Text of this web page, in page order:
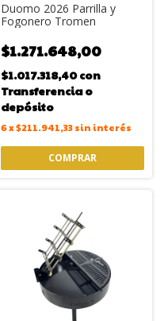
Duomo 2026 Parrilla y
Fogonero Tromen
$1.271.648,00
$1.017.318,40con
Transferencia o
depósito
6x$211.941,33 sin interés